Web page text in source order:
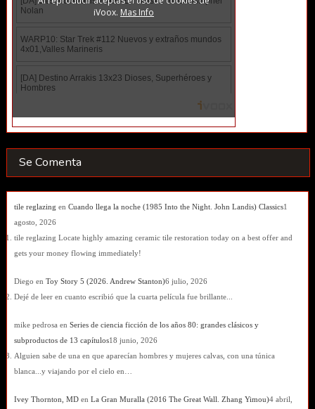
Se Comenta
tile reglazing en Cuando llega la noche (1985 Into the Night. John Landis) Classics1
agosto, 2026
tile reglazing Locate highly amazing ceramic tile restoration today on a best offer and
gets your money flowing immediately!
Diego en Toy Story 5 (2026. Andrew Stanton)6 julio, 2026
Dejé de leer en cuanto escribió que la cuarta película fue brillante...
mike pedrosa en Series de ciencia ficción de los años 80: grandes clásicos y
subproductos de 13 capítulos18 junio, 2026
Alguien sabe de una en que aparecían hombres y mujeres calvas, con una túnica
blanca...y viajando por el cielo en…
Ivey Thornton, MDen La Gran Muralla (2016 The Great Wall. Zhang Yimou)4 abril,